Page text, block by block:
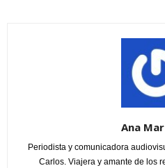
Ana
Periodista y comunicadora
Carlos. Viajera y amante de los